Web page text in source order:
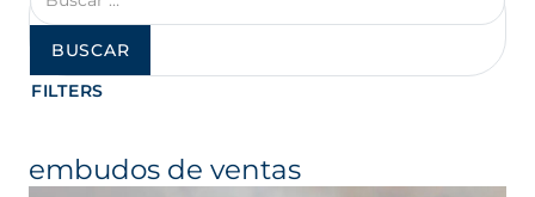
FILTERS
embudos de ventas